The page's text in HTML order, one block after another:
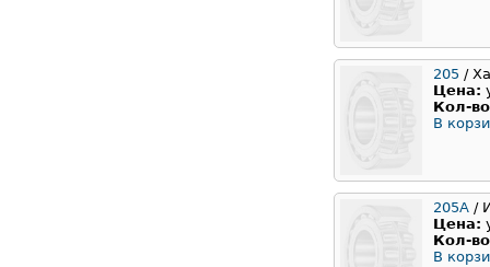
205 /
Цена:
Кол-
В
205А /
Цена:
Кол-
В